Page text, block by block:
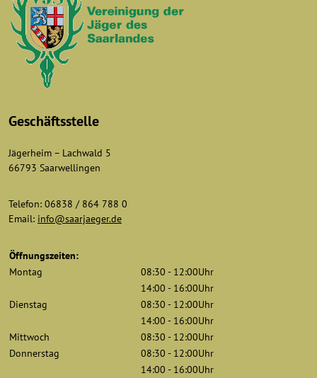
Geschäftsstelle
Jägerheim – Lachwald 5
66793 Saarwellingen
Telefon: 06838 / 864 788 0
Email: info@saarjaeger.de
Öffnungszeiten:
Montag
08:30 - 12:00Uhr
14:00 - 16:00Uhr
Dienstag
08:30 - 12:00Uhr
14:00 - 16:00Uhr
Mittwoch
08:30 - 12:00Uhr
Donnerstag
08:30 - 12:00Uhr
14:00 - 16:00Uhr